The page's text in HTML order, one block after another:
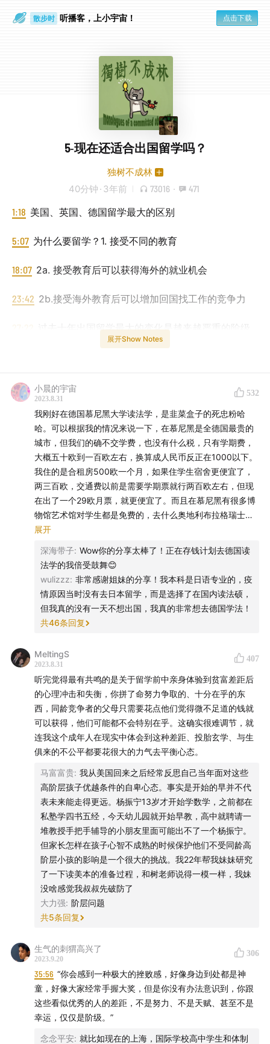
散步时 听播客，上小宇宙！ 点击下载
5-现在还适合出国留学吗？
独树不成林
40分钟 · 3年前 73016 · 471
1:18 美国、英国、德国留学最大的区别
5:07 为什么要留学？1. 接受不同的教育
18:07 2a. 接受教育后可以获得海外的就业机会
23:42 2b.接受海外教育后可以增加回国找工作的竞争力
过去十年出国留学最大的变化是越来越严重的阶级
边朋友的亲身经历，我尽量保持客观，从我身边所及的小
世界窥探时代的变化，但是我肯定无法在短短40分钟窥探
几十万留学生活的冰山一角。
展开Show Notes
小晨的宇宙
2023.8.31
532
我刚好在德国慕尼黑大学读法学，是韭菜盒子的死忠粉哈
哈。可以根据我的情况来说一下，在慕尼黑是全德国最贵的
城市，但我们的确不交学费，也没有什么税，只有学期费，
大概五十欧到一百欧左右，换算成人民币反正在1000以下。
我住的是合租房500欧一个月，如果住学生宿舍更便宜了，
两三百欧，交通费以前是需要学期票就行两百欧左右，但现
在出了一个29欧月票，就更便宜了。而且在慕尼黑有很多博
物馆艺术馆对学生都是免费的，去什么奥地利布拉格瑞士或
者其他欧洲国家也很近，大巴十几块钱廉航二三十欧，我自
去三亚还便宜（这究竟是为啥哈哈）。我还可以做学生工或
者其他兼职，学生工或者Minijobs 也不用交税，每星期工作
一两天这样，大概一个月可以赚800欧到1200欧，在rewe
这样的超市当收银员一个月税前也3500欧了。总体来说完全
可以cover 我的生活费，还能多好多美美出去旅行。我来的
时候家里给了15万，但是完全用不完（因为我兼职）。但缺
德语考试是一回事。上学也是，全靠自律，没有一个人会管
你，所以辍学率真的很高。然而中国留学生倒是还好我感
觉，毕竟都是被义务教育压榨过来的。总而言之，我永远不
后悔来德国，虽然碰到了很多困难，但现在真的好像什么困
难也不怕了。我变得更独立更自由，见到了更多人生的多样
性，也更坚定自己应该过什么样的人生了。
展开
深海带子: Wow你的分享太棒了！正在存钱计划去德国读
法学的我倍受鼓舞😊
wulizzz: 非常感谢姐妹的分享！我本科是日语专业的，疫
情原因当时没有去日本留学，而是选择了在国内读法硕，
但我真的没有一天不想出国，我真的非常想去德国学法！
共46条回复
MeltingS
2023.8.31
407
听完觉得最有共鸣的是关于留学前中亲身体验到贫富差距后
的心理冲击和失衡，你拼了命努力争取的、十分在乎的东
西，同龄竞争者的父母只需要花点他们觉得微不足道的钱就
可以获得，他们可能都不会特别在乎。这确实很难调节，就
连我这个成年人在现实中体会到这种差距、投胎玄学、与生
俱来的不公平都要花很大的力气去平衡心态。
马富富贵: 我从美国回来之后经常反思自己当年面对这些
高阶层孩子优越条件的自卑心态。事实是开始的早并不代
表未来能走得更远。杨振宁13岁才开始学数学，之前都在
私塾学四书五经，今天幼儿园就开始早教，高中就聘请一
堆教授手把手辅导的小朋友里面可能出不了一个杨振宁。
但家长怎样在孩子心智不成熟的时候保护他们不受同龄高
阶层小孩的影响是一个很大的挑战。我22年帮我妹妹研究
了一下读美本的准备过程，和树老师说得一模一样，我妹
没啥感觉我叔叔先破防了
大力强: 阶层问题
共5条回复
生气的刺猬高兴了
2023.9.20
306
35:56 “你会感到一种极大的挫败感，好像身边到处都是神
童，好像大家经常手握大奖，但是你没有办法意识到，你跟
这些看似优秀的人的差距，不是努力、不是天赋、甚至不是
幸运，仅仅是阶级。”
念念平安: 就比如现在的上海，国际学校高中学生和体制